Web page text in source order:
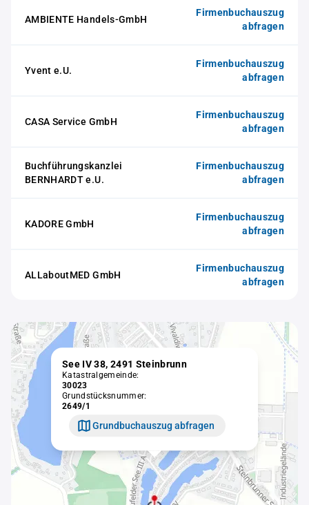
AMBIENTE Handels-GmbH
Firmenbuchauszug
abfragen
Yvent e.U.
Firmenbuchauszug
abfragen
CASA Service GmbH
Firmenbuchauszug
abfragen
Buchführungskanzlei
BERNHARDT e.U.
Firmenbuchauszug
abfragen
KADORE GmbH
Firmenbuchauszug
abfragen
ALLaboutMED GmbH
Firmenbuchauszug
abfragen
See IV 38, 2491 Steinbrunn
Katastralgemeinde:
30023
Grundstücksnummer:
2649/1
Grundbuchauszug abfragen